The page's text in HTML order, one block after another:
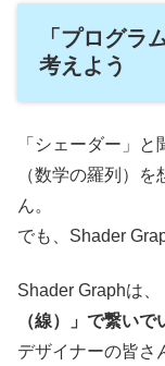
「プログラ
考えよう
「シェーダー」
（数学の羅列）
ん。
でも、Shader
Shader Graphは、
（線）」で繋い
デザイナーの皆さ